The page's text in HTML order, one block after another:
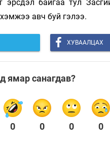
эрсдэл байгаа тул
авч буй гэлээ.
ХУВААЛЦАХ
ямар санагдав?
0 0 0 0